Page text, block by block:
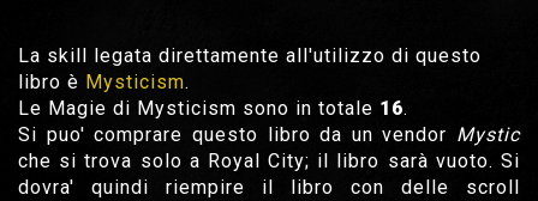
La skill legata direttamente all'utilizzo di questo
libro è Mysticism.
Le Magie di Mysticism sono in totale 16.
Si puo' comprare questo libro da un vendor Mystic
che si trova solo a Royal City; il libro sarà vuoto. Si
dovra' quindi riempire il libro con delle scroll